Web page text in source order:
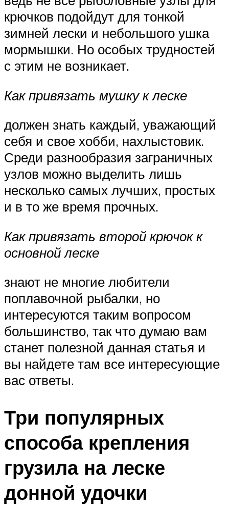
крючков подойдут для тонкой
зимней лески и небольшого ушка
мормышки. Но особых трудностей
с этим не возникает.
Как привязать мушку к леске
должен знать каждый, уважающий
себя и свое хобби, нахлыстовик.
Среди разнообразия заграничных
узлов можно выделить лишь
несколько самых лучших, простых
и в то же время прочных.
Как привязать второй крючок к
основной леске
знают не многие любители
поплавочной рыбалки, но
интересуются таким вопросом
большинство, так что думаю вам
станет полезной данная статья и
вы найдете там все интересующие
вас ответы.
Три популярных
способа крепления
грузила на леске
донной удочки